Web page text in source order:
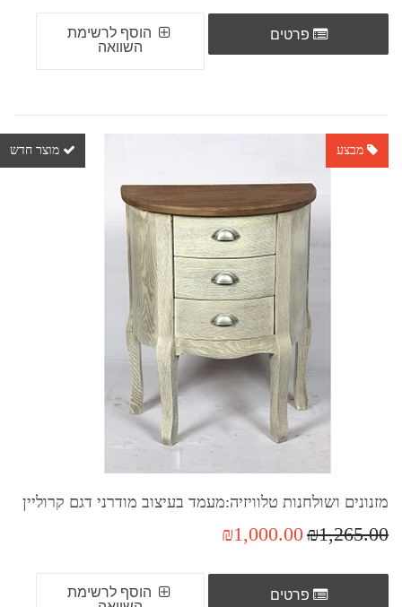
פרטים
הוסף לרשימת
השוואה
מוצר חדש מבצע
מזנונים ושולחנות טלוויזיה:מעמד בעיצוב מודרני דגם קרוליין
₪1,265.00
₪1,000.00
פרטים
הוסף לרשימת